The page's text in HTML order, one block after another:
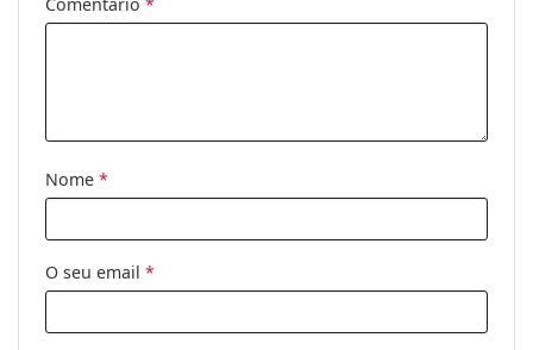
Uso:
Desportivos
Nome *
O seu email *